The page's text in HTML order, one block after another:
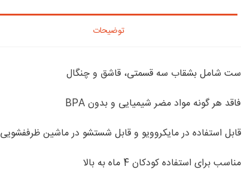
توضیحات
ست شامل بشقاب سه قسمتی، قاشق و چنگال
فاقد هر گونه مواد مضر شیمیایی و بدون BPA
قابل استفاده در مایکروویو و قابل شستشو در ماشین ظرففشویی
مناسب برای استفاده کودکان 4 ماه به بالا